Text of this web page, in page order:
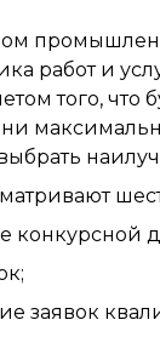
работ и
того,
заявок